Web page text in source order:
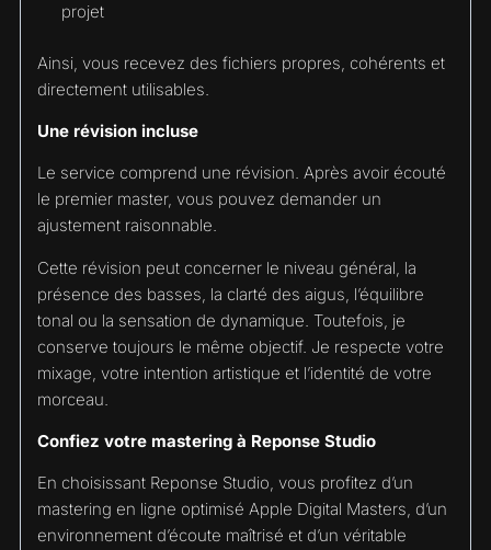
projet
Ainsi, vous recevez des fichiers propres, cohérents et
directement utilisables.
Une révision incluse
Le service comprend une révision. Après avoir écouté
le premier master, vous pouvez demander un
ajustement raisonnable.
Cette révision peut concerner le niveau général, la
présence des basses, la clarté des aigus, l’équilibre
tonal ou la sensation de dynamique. Toutefois, je
conserve toujours le même objectif. Je respecte votre
mixage, votre intention artistique et l’identité de votre
morceau.
Confiez votre mastering à Reponse Studio
En choisissant Reponse Studio, vous profitez d’un
mastering en ligne optimisé Apple Digital Masters, d’un
environnement d’écoute maîtrisé et d’un véritable